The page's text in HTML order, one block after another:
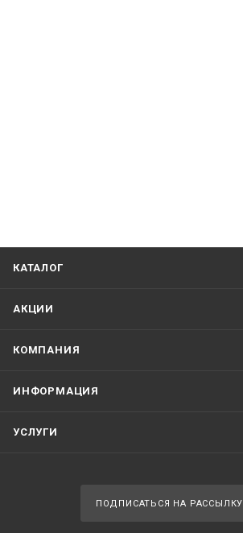
КАТАЛОГ
АКЦИИ
КОМПАНИЯ
ИНФОРМАЦИЯ
УСЛУГИ
ПОДПИСАТЬСЯ НА РАССЫЛКУ